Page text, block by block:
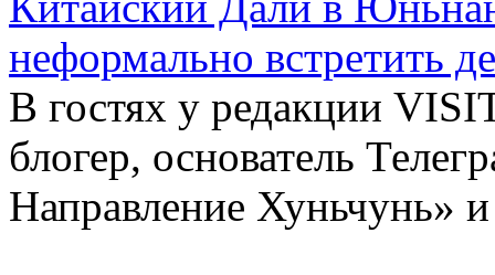
неформально встретить
В гостях у редакции
блогер, основатель
Направление Хуньчунь»